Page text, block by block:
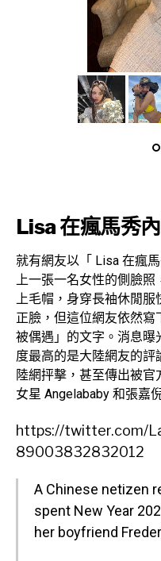
Lisa 在瘋馬秀
就有網友以「 Lisa 在瘋
上一張一名女性的側臉
上毛帽，身穿長袖休閒服
正臉，但這位網友依然寫
被偶遇」的文字。消息
度最高的是大陸網友的
陸網抨擊，甚至傳出被
女星 Angelababy 和張嘉
https://twitter.com/
89003832832012
A Chinese netizen
spent New Year
her boyfriend